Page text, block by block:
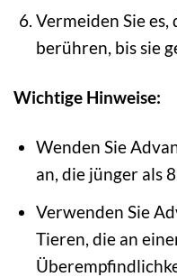
Vermeiden Sie
berühren, bis sie
Wichtige Hinweise:
Wenden Sie
an, die jünger als
Verwenden Sie
Tieren, die an